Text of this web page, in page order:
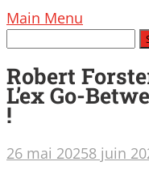
Main Menu
Robert
L’ex Go-
!
26 mai 20258 juin